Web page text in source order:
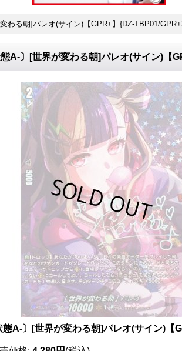
わる朝]パレオ(サイン)【GPR+】{DZ-TBP01/
A-〕[世界が変わる朝]パレオ(サイン)【
態A-〕[世界が変わる朝]パレオ(サイン)【